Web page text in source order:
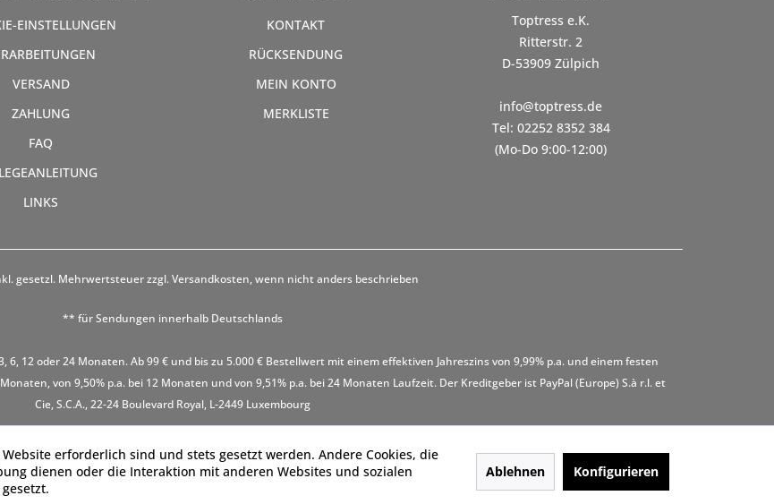
EINSTELLUNGEN
VERSAND
ZAHLUNG
FAQ
LINKS
KONTAKT
RÜCKSENDUNG
MEIN KONTO
MERKLISTE
Toptress e.K.
Ritterstr. 2
D-53909 Zülpich
info@toptress.de
Tel: 02252 8352 384
(Mo-Do 9:00-12:00)
gesetzl. Mehrwertsteuer zzgl.Versandkosten, wenn nicht anders beschrieben
** für Sendungen innerhalb Deutschlands
12 oder 24 Monaten. Ab 99 € und bis zu 5.000 € Bestellwert mit einem effektiven Jahreszins von 9,99% p.a. und einem festen
von 9,50% p.a. bei 12 Monaten und von 9,51% p.a. bei 24 Monaten Laufzeit. Der Kreditgeber ist PayPal (Europe) S.à r.l. et
Cie, S.C.A., 22-24 Boulevard Royal, L-2449 Luxembourg
erforderlich sind und stets gesetzt werden. Andere Cookies, die
dienen oder die Interaktion mit anderen Websites und sozialen
Ablehnen Konfigurieren